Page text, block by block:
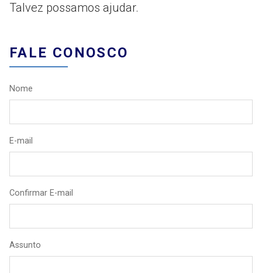
Talvez possamos ajudar.
FALE CONOSCO
Nome
E-mail
Confirmar E-mail
Assunto